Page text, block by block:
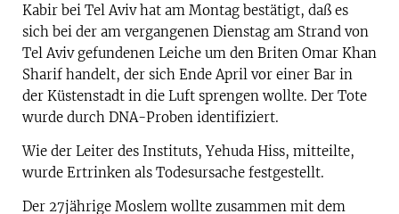
Kabir bei Tel Aviv hat am Montag bestätigt, daß es
sich bei der am vergangenen Dienstag am Strand von
Tel Aviv gefundenen Leiche um den Briten Omar Khan
Sharif handelt, der sich Ende April vor einer Bar in
der Küstenstadt in die Luft sprengen wollte. Der Tote
wurde durch DNA-Proben identifiziert.
Wie der Leiter des Instituts, Yehuda Hiss, mitteilte,
wurde Ertrinken als Todesursache festgestellt.
Der 27jährige Moslem wollte zusammen mit dem